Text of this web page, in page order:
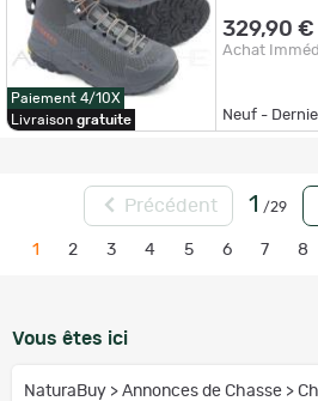
Paiement 4/10X
Livraison gratuite
329,90 €
Achat
Neuf -
Précédent 1 /29
1 2 3 4 5 6 7 8
Vous êtes ici
NaturaBuy > Annonces de Chasse >